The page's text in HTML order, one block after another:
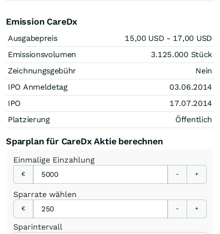
Emission CareDx
Ausgabepreis 15,00 USD - 17,00 USD
Emissionsvolumen
3.125.000 Stück
Zeichnungsgebühr
Nein
IPO Anmeldetag
03.06.2014
IPO
17.07.2014
Platzierung
Öffentlich
Sparplan für CareDx Aktie berechnen
Einmalige Einzahlung
€ - +
Sparrate wählen
€ - +
Sparintervall